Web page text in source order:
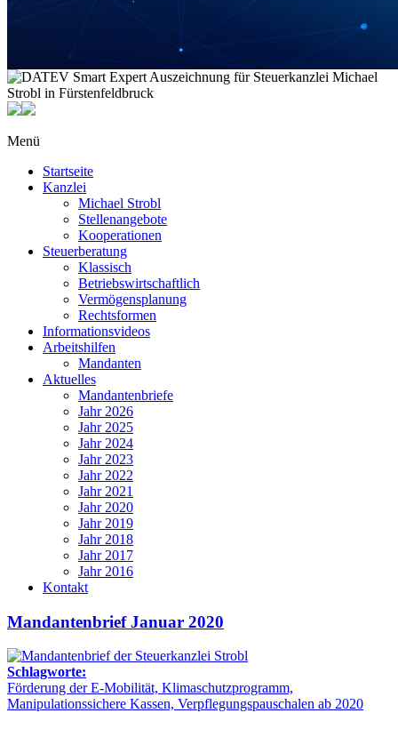
Menü
Startseite
Kanzlei
Michael Strobl
Stellenangebote
Kooperationen
Steuerberatung
Klassisch
Betriebswirtschaftlich
Vermögensplanung
Rechtsformen
Informationsvideos
Arbeitshilfen
Mandanten
Aktuelles
Mandantenbriefe
Jahr 2026
Jahr 2025
Jahr 2024
Jahr 2023
Jahr 2022
Jahr 2021
Jahr 2020
Jahr 2019
Jahr 2018
Jahr 2017
Jahr 2016
Kontakt
Mandantenbrief Januar 2020
Schlagworte:
Förderung der E-Mobilität, Klimaschutzprogramm,
Manipulationssichere Kassen, Verpflegungspauschalen ab 2020